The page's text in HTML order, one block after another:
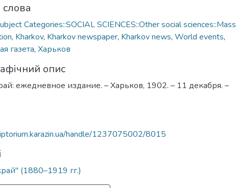
Categories::SOCIAL SCIENCES::Other social sciences::Mass
, Kharkov, Kharkov newspaper, Kharkov news, World events,
газета, Харьков
опис
ежедневное издание. – Харьков, 1902. – 11 декабря. –
handle/1237075002/8015
(1880–1919 гг.)